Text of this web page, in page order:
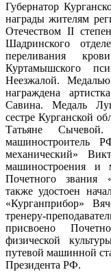
Губернатор
награды жителям
Отечеством II
Шадринского
переливания
Куртамышского
Неезжалой.
награждена
Савина. Медаль
сестре Курганской
Татьяне
машиностроитель
механический»
машиностроения и
Почетного звания
также удостоен
«Курганприбор»
тренеру-
присвоено
физической
путевой машинной
Президента РФ.